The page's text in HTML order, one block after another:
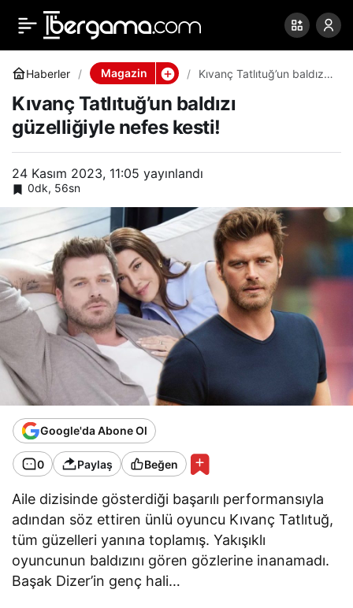
Haberler Magazin
Kıvanç Tatlıtuğ’un baldızı
Kıvanç Tatlıtuğ’un baldızı
güzelliğiyle nefes kesti!
24 Kasım 2023, 11:05 yayınlandı
0dk, 56sn
Google'da Abone Ol
0 Paylaş Beğen
Aile dizisinde gösterdiği başarılı performansıyla
adından söz ettiren ünlü oyuncu Kıvanç Tatlıtuğ,
tüm güzelleri yanına toplamış. Yakışıklı
oyuncunun baldızını gören gözlerine inanamadı.
Başak Dizer’in genç hali…
Kıvanç Tatlıtuğ’un baldızı
güzelliğiyle nefes kesti!
0 Paylaş